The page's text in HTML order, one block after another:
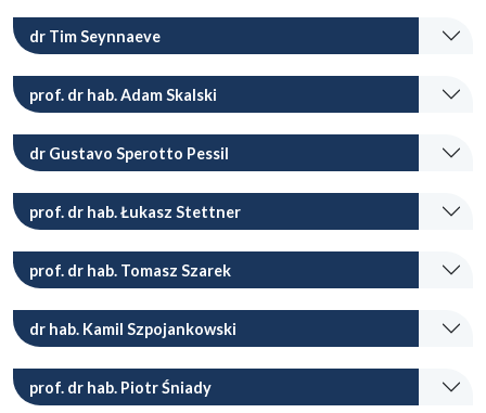
dr Tim Seynnaeve
prof. dr hab. Adam Skalski
dr Gustavo Sperotto Pessil
prof. dr hab. Łukasz Stettner
prof. dr hab. Tomasz Szarek
dr hab. Kamil Szpojankowski
prof. dr hab. Piotr Śniady